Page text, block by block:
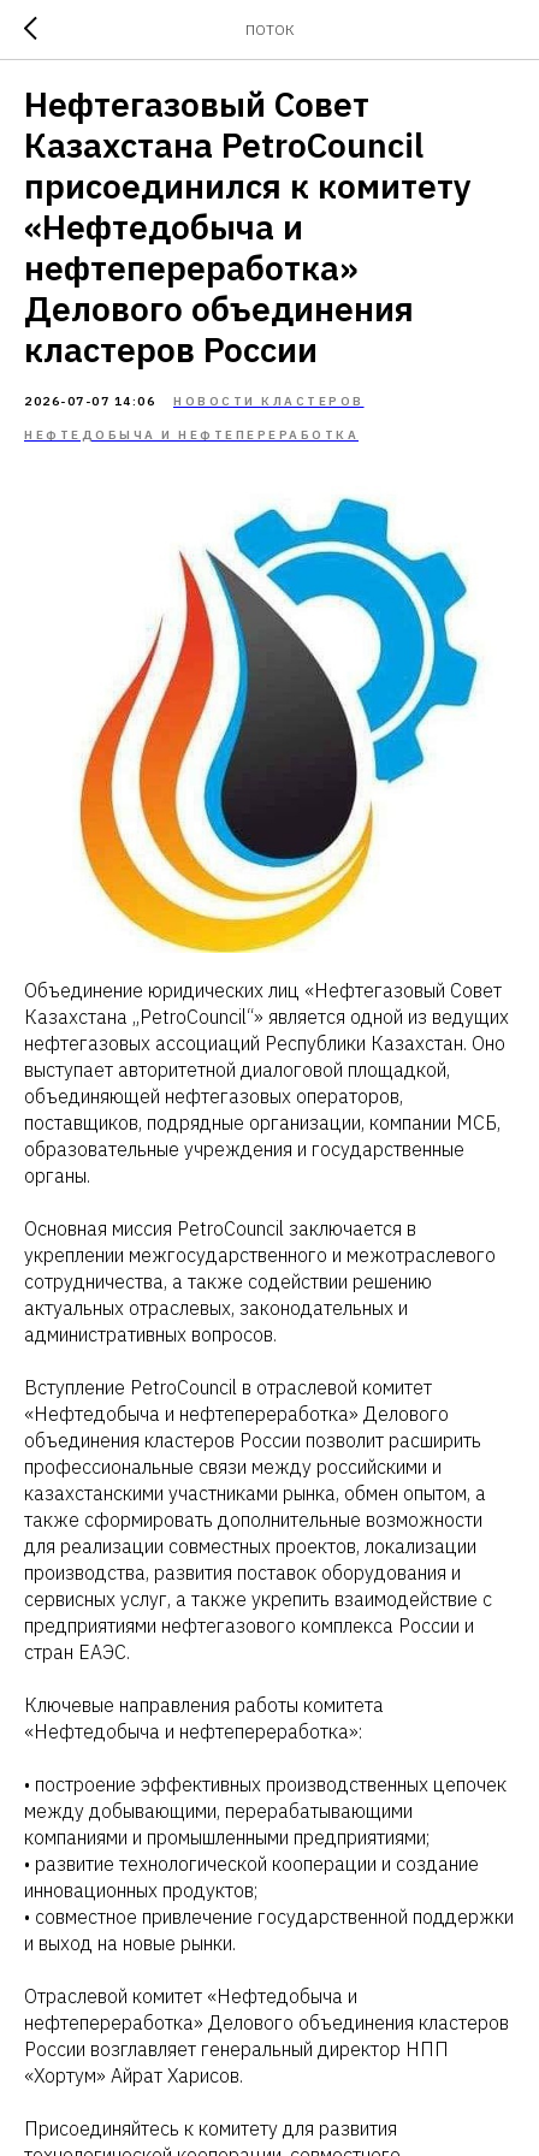
ПОТОК
Нефтегазовый Совет
Казахстана PetroCouncil
присоединился к комитету
«Нефтедобыча и
нефтепереработка»
Делового объединения
кластеров России
2026-07-07 14:06 НОВОСТИ КЛАСТЕРОВ
НЕФТЕДОБЫЧА И НЕФТЕПЕРЕРАБОТКА
Объединение юридических лиц «Нефтегазовый Совет
Казахстана „PetroCouncil“» является одной из ведущих
нефтегазовых ассоциаций Республики Казахстан. Оно
выступает авторитетной диалоговой площадкой,
объединяющей нефтегазовых операторов,
поставщиков, подрядные организации, компании МСБ,
образовательные учреждения и государственные
органы.
Основная миссия PetroCouncil заключается в
укреплении межгосударственного и межотраслевого
сотрудничества, а также содействии решению
актуальных отраслевых, законодательных и
административных вопросов.
Вступление PetroCouncil в отраслевой комитет
«Нефтедобыча и нефтепереработка» Делового
объединения кластеров России позволит расширить
профессиональные связи между российскими и
казахстанскими участниками рынка, обмен опытом, а
также сформировать дополнительные возможности
для реализации совместных проектов, локализации
производства, развития поставок оборудования и
сервисных услуг, а также укрепить взаимодействие с
предприятиями нефтегазового комплекса России и
стран ЕАЭС.
Ключевые направления работы комитета
«Нефтедобыча и нефтепереработка»:
• построение эффективных производственных цепочек
между добывающими, перерабатывающими
компаниями и промышленными предприятиями;
• развитие технологической кооперации и создание
инновационных продуктов;
• совместное привлечение государственной поддержки
и выход на новые рынки.
Отраслевой комитет «Нефтедобыча и
нефтепереработка» Делового объединения кластеров
России возглавляет генеральный директор НПП
«Хортум» Айрат Харисов.
Присоединяйтесь к комитету для развития